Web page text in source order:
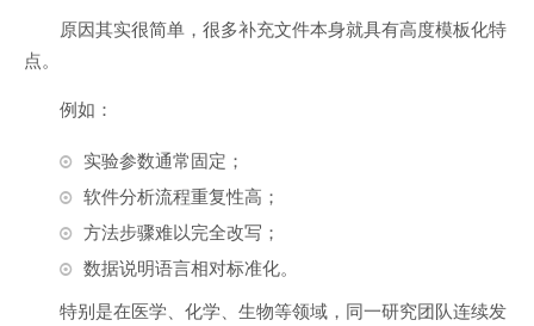
原因其实很简单，很多补充文件本身就具有高度模板化特
点。
例如：
实验参数通常固定；
软件分析流程重复性高；
方法步骤难以完全改写；
数据说明语言相对标准化。
特别是在医学、化学、生物等领域，同一研究团队连续发